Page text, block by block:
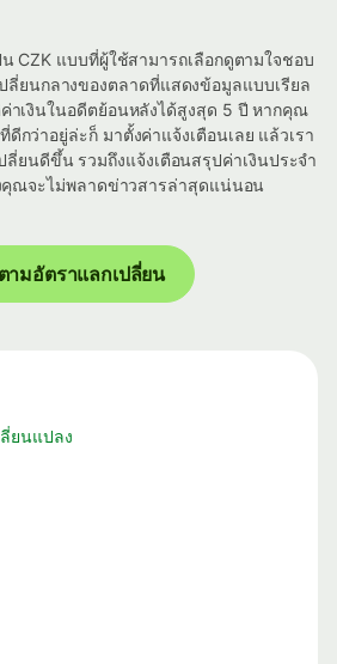
CZK แบบที่ผู้ใช้สามารถเลือกดูตามใจชอบ
ลี่ยนกลางของตลาดที่แสดงข้อมูลแบบเรียล
าเงินในอดีตย้อนหลังได้สูงสุด 5 ปี หากคุณ
กว่าอยู่ล่ะก็ มาตั้งค่าแจ้งเตือนเลย แล้วเรา
ลี่ยนดีขึ้น รวมถึงแจ้งเตือนสรุปค่าเงินประจำ
คุณจะไม่พลาดข่าวสารล่าสุดแน่นอน
ามอัตราแลกเปลี่ยน
ยนแปลง